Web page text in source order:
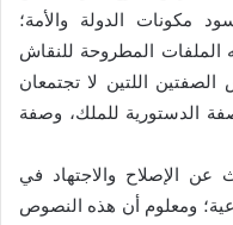
مكونات الدولة والأمة؛
الملفات المطروحة للنقاش
اللتين لا تجتمعان
الدستورية للملك، وصفة
عن الإصلاح والاجتهاد في
ومعلوم أن هذه النصوص